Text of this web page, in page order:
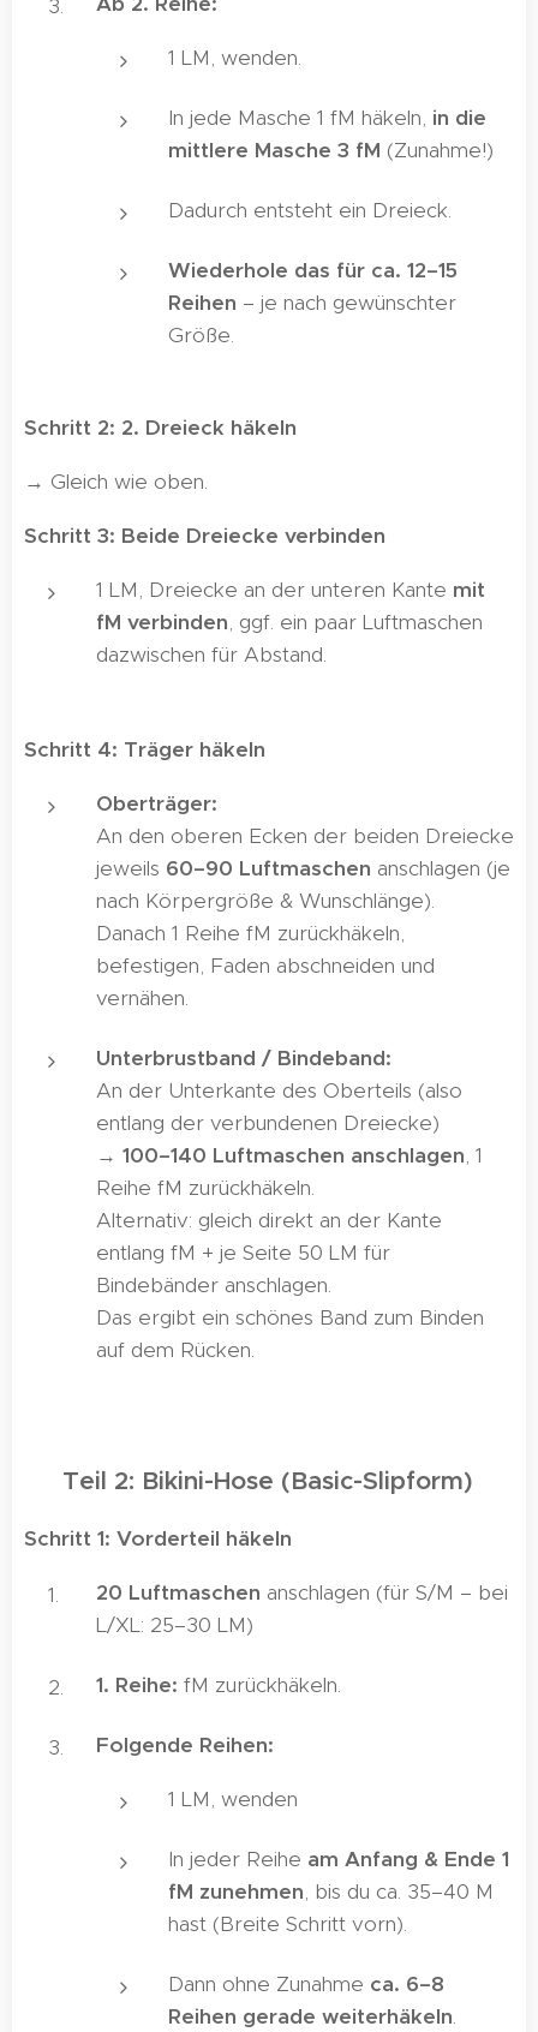
1 LM, wenden.
In jede Masche 1 fM häkeln, in die
mittlere Masche 3 fM (Zunahme!)
Dadurch entsteht ein Dreieck.
Wiederhole das für ca. 12–15
Reihen – je nach gewünschter
Größe.
Schritt 2: 2. Dreieck häkeln
→ Gleich wie oben.
Schritt 3: Beide Dreiecke verbinden
1 LM, Dreiecke an der unteren Kante mit
fM verbinden, ggf. ein paar Luftmaschen
dazwischen für Abstand.
Schritt 4: Träger häkeln
Oberträger:
An den oberen Ecken der beiden Dreiecke
jeweils 60–90 Luftmaschen anschlagen (je
nach Körpergröße & Wunschlänge).
Danach 1 Reihe fM zurückhäkeln,
befestigen, Faden abschneiden und
vernähen.
Unterbrustband / Bindeband:
An der Unterkante des Oberteils (also
entlang der verbundenen Dreiecke)
→ 100–140 Luftmaschen anschlagen, 1
Reihe fM zurückhäkeln.
Alternativ: gleich direkt an der Kante
entlang fM + je Seite 50 LM für
Bindebänder anschlagen.
Das ergibt ein schönes Band zum Binden
auf dem Rücken.
Teil 2: Bikini-Hose (Basic-Slipform)
Schritt 1: Vorderteil häkeln
20 Luftmaschen anschlagen (für S/M – bei
L/XL: 25–30 LM)
1. Reihe: fM zurückhäkeln.
Folgende Reihen:
1 LM, wenden
In jeder Reihe am Anfang & Ende 1
fM zunehmen, bis du ca. 35–40 M
hast (Breite Schritt vorn).
Dann ohne Zunahme ca. 6–8
Reihen gerade weiterhäkeln.